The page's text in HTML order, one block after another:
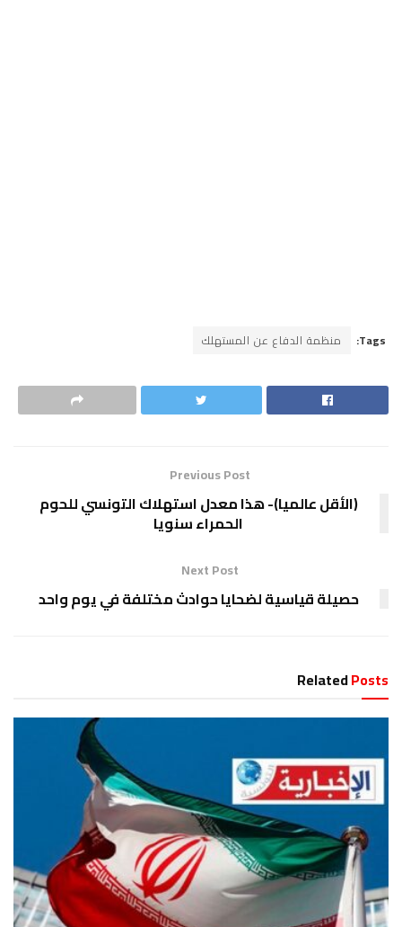
Tags: منظمة الدفاع عن المستهلك
Previous Post
(الأقل عالميا)- هذا معدل استهلاك التونسي للحوم
الحمراء سنويا
Next Post
حصيلة قياسية لضحايا حوادث مختلفة في يوم واحد
RelatedPosts